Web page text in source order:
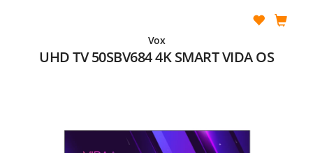
Vox
UHD TV 50SBV684 4K SMART VIDA OS